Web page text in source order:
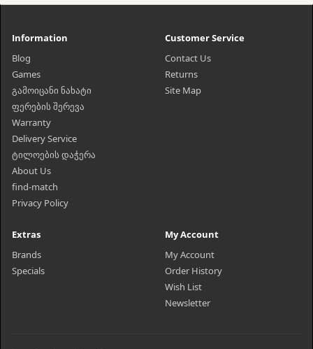
Information
Blog
Games
გამოიცანი ნახატი
ფერების შერევა
Warranty
Delivery Service
ტილოების დაჭერა
About Us
find-match
Privacy Policy
Customer Service
Contact Us
Returns
Site Map
Extras
Brands
Specials
My Account
My Account
Order History
Wish List
Newsletter